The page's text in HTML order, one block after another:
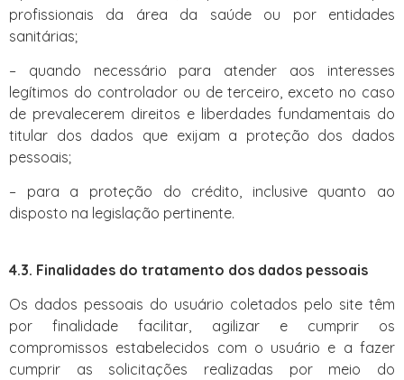
profissionais da área da saúde ou por entidades
sanitárias;
– quando necessário para atender aos interesses
legítimos do controlador ou de terceiro, exceto no caso
de prevalecerem direitos e liberdades fundamentais do
titular dos dados que exijam a proteção dos dados
pessoais;
– para a proteção do crédito, inclusive quanto ao
disposto na legislação pertinente.
4.3. Finalidades do tratamento dos dados pessoais
Os dados pessoais do usuário coletados pelo site têm
por finalidade facilitar, agilizar e cumprir os
compromissos estabelecidos com o usuário e a fazer
cumprir as solicitações realizadas por meio do